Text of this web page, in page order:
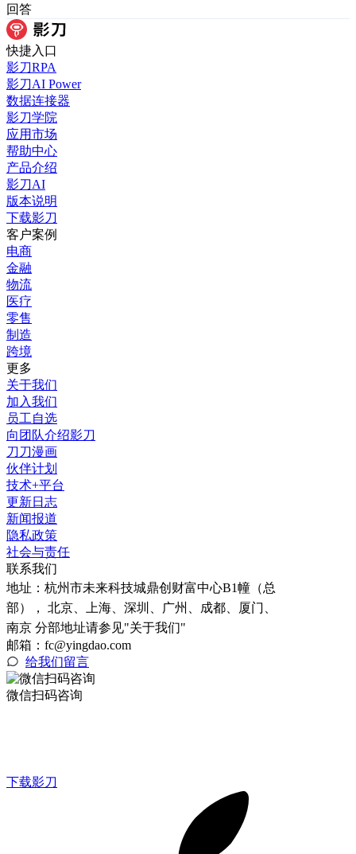
回答
快捷入口
影刀RPA
影刀AI Power
数据连接器
影刀学院
应用市场
帮助中心
产品介绍
影刀AI
版本说明
下载影刀
客户案例
电商
金融
物流
医疗
零售
制造
跨境
更多
关于我们
加入我们
员工自选
向团队介绍影刀
刀刀漫画
伙伴计划
技术+平台
更新日志
新闻报道
隐私政策
社会与责任
联系我们
地址： 杭州市未来科技城鼎创财富中心B1幢（总
部）， 北京、上海、深圳、广州、成都、厦门、
南京 分部地址请参见"关于我们"
邮箱：fc@yingdao.com
给我们留言
微信扫码咨询
下载影刀